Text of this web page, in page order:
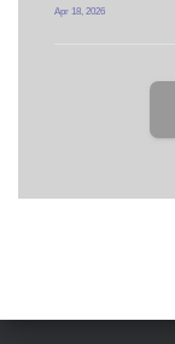
Apr 18, 2026